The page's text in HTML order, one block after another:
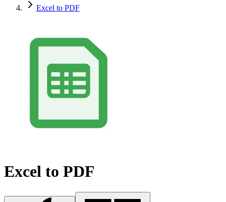
Excel to PDF
Excel to PDF